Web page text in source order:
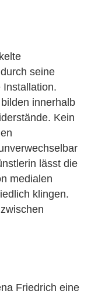
seine
innerhalb
Kein
lässt die
medialen
klingen.
Friedrich eine